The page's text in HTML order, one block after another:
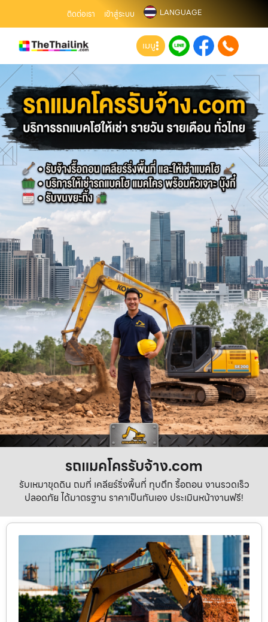
ติดต่อเรา เข้าสู่ระบบ LANGUAGE
เมนู
รถแมคโครรับจ้าง.com
รับเหมาขุดดิน ถมที่ เคลียร์ริ่งพื้นที่ ทุบตึก รื้อถอน งานรวดเร็ว
ปลอดภัย ได้มาตรฐาน ราคาเป็นกันเอง ประเมินหน้างานฟรี!